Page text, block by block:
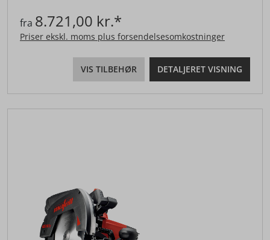
fra 8.721,00 kr.*
Priser ekskl. moms plus forsendelsesomkostninger
VIS TILBEHØR DETALJERET VISNING